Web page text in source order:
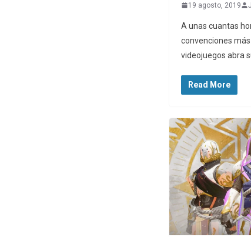
19 agosto, 2019
A unas cuantas
convenciones
videojuegos abra
Read More